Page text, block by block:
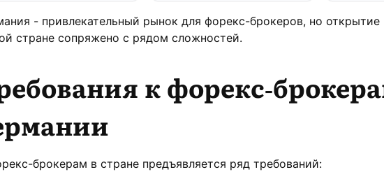
- привлекательный рынок для форекс-брокеров, но открытие
стране сопряжено с рядом сложностей.
к форекс-
брокерам в стране предъявляется ряд требований: